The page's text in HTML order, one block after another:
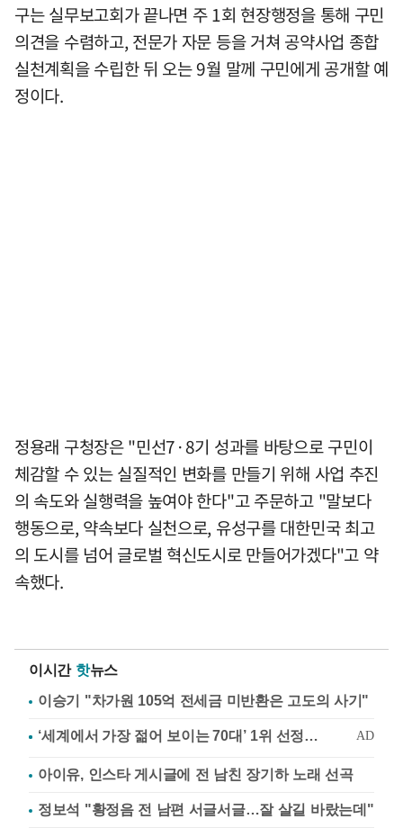
구는 실무보고회가 끝나면 주 1회 현장행정을 통해 구민
의견을 수렴하고, 전문가 자문 등을 거쳐 공약사업 종합
실천계획을 수립한 뒤 오는 9월 말께 구민에게 공개할 예
정이다.
정용래 구청장은 "민선7·8기 성과를 바탕으로 구민이
체감할 수 있는 실질적인 변화를 만들기 위해 사업 추진
의 속도와 실행력을 높여야 한다"고 주문하고 "말보다
행동으로, 약속보다 실천으로, 유성구를 대한민국 최고
의 도시를 넘어 글로벌 혁신도시로 만들어가겠다"고 약
속했다.
이시간 핫뉴스
이승기 "차가원 105억 전세금 미반환은 고도의 사기"
아이유, 인스타 게시글에 전 남친 장기하 노래 선곡
정보석 "황정음 전 남편 서글서글…잘 살길 바랐는데"